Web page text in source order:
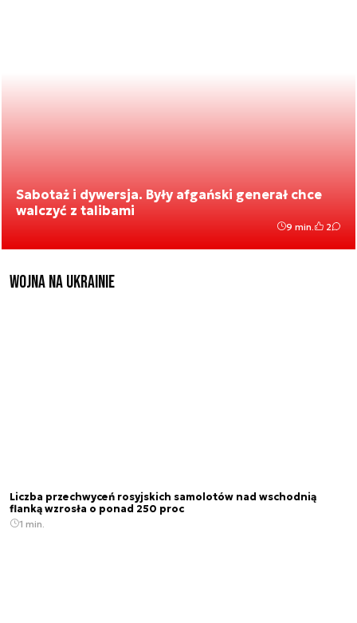
Sabotaż i dywersja. Były afgański generał chce
walczyć z talibami
9 min. 2
Wojna na Ukrainie
Liczba przechwyceń rosyjskich samolotów nad wschodnią
flanką wzrosła o ponad 250 proc
1 min.